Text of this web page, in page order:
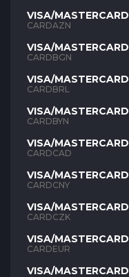
VISA/MASTERCARD
AZN
CARDAZN
VISA/MASTERCARD
BGN
CARDBGN
VISA/MASTERCARD
BRL
CARDBRL
VISA/MASTERCARD
BYN
CARDBYN
VISA/MASTERCARD
CAD
CARDCAD
VISA/MASTERCARD
CNY
CARDCNY
VISA/MASTERCARD
CZK
CARDCZK
VISA/MASTERCARD
EUR
CARDEUR
VISA/MASTERCARD